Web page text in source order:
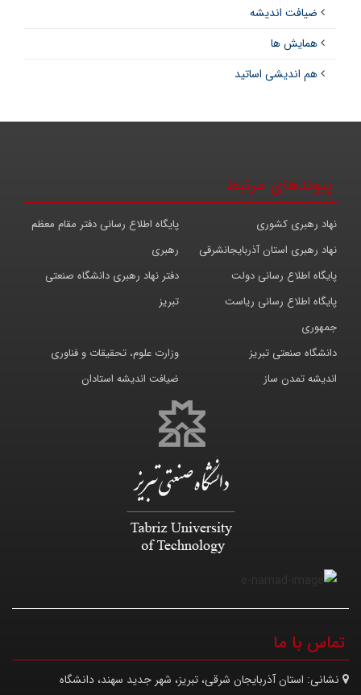
ضیافت اندیشه
همایش ها
هم اندیشی اساتید
پیوندهای مرتبط
پایگاه اطلاع رسانی دفتر مقام معظم
رهبری
نهاد رهبری کشوری
نهاد رهبری استان آذربایجانشرقی
دفتر نهاد رهبری دانشگاه صنعتی
تبریز
پایگاه اطلاع رسانی دولت
پایگاه اطلاع رسانی ریاست
جمهوری
وزارت علوم، تحقیقات و فناوری
دانشگاه صنعتی تبریز
ضیافت اندیشه استادان
اندیشه تمدن ساز
تماس با ما
نشانی: استان آذربایجان شرقی، تبریز، شهر جدید سهند، دانشگاه